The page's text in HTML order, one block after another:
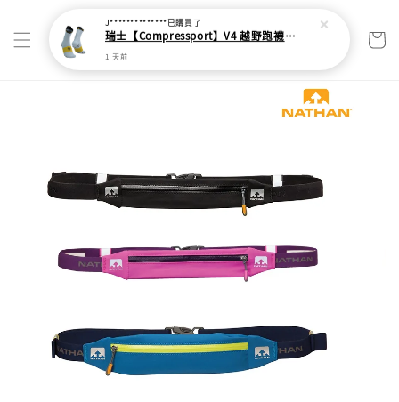
J**************已購買了
瑞士【Compressport】V4 越野跑襪(2024新色)
1 天前